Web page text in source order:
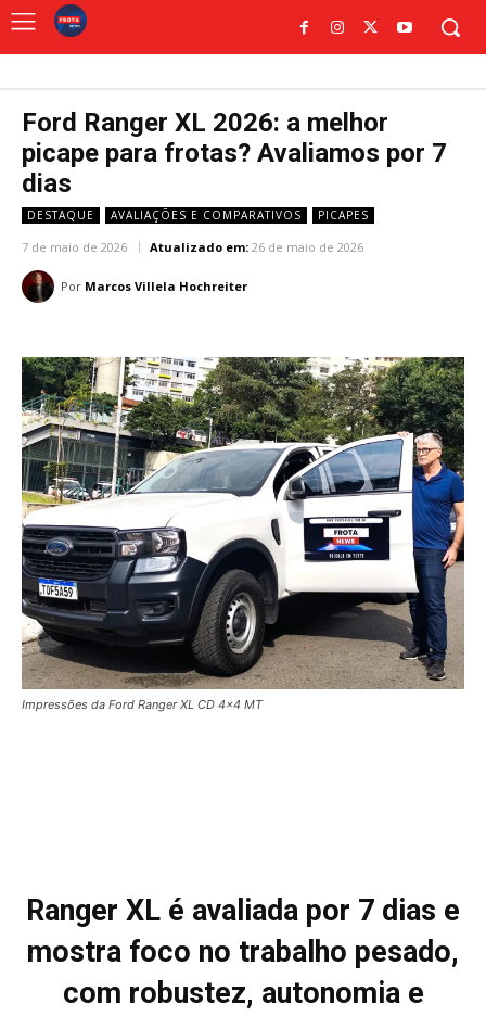
Ford Ranger XL 2026: a melhor
picape para frotas? Avaliamos por 7
dias
DESTAQUE AVALIAÇÕES E COMPARATIVOS PICAPES
7 de maio de 2026 Atualizado em: 26 de maio de 2026
Por Marcos Villela Hochreiter
Impressões da Ford Ranger XL CD 4x4 MT
Ranger XL é avaliada por 7 dias e
mostra foco no trabalho pesado,
com robustez, autonomia e